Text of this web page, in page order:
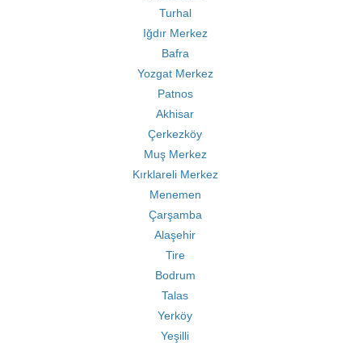
Turhal
Iğdır Merkez
Bafra
Yozgat Merkez
Patnos
Akhisar
Çerkezköy
Muş Merkez
Kırklareli Merkez
Menemen
Çarşamba
Alaşehir
Tire
Bodrum
Talas
Yerköy
Yeşilli